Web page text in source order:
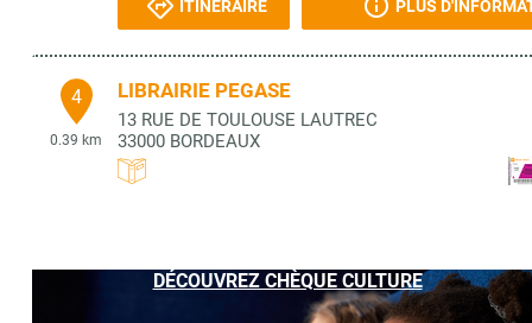
ITINÉRAIRE PLUS
4
0.39 km
LIBRAIRIE PEGASE
13 RUE DE TOULOUSE LAUTREC
33000 BORDEAUX
DÉCOUVREZ CHÈQUE CULTURE